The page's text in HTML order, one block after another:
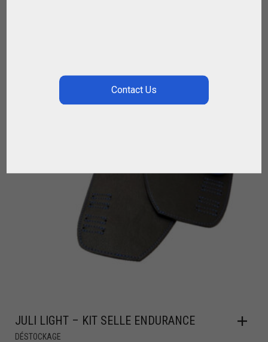
JULI LIGHT – KIT SELLE ENDURANCE
DÉSTOCKAGE